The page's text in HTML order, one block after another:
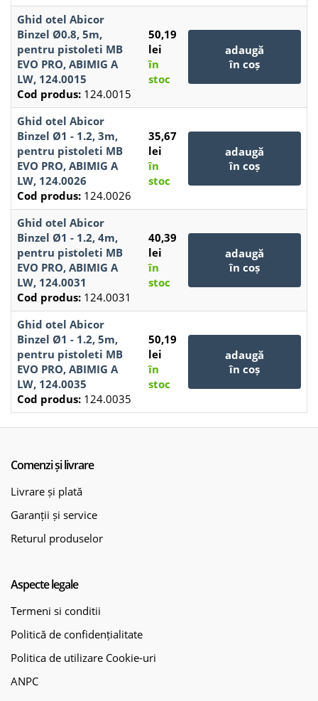
Ghid otel Abicor
Binzel Ø0.8, 5m,
pentru pistoleti MB
EVO PRO, ABIMIG A
LW, 124.0015
Cod produs: 124.0015
50,19
lei
în
stoc
adaugă
în coș
Ghid otel Abicor
Binzel Ø1 - 1.2, 3m,
pentru pistoleti MB
EVO PRO, ABIMIG A
LW, 124.0026
Cod produs: 124.0026
35,67
lei
în
stoc
adaugă
în coș
Ghid otel Abicor
Binzel Ø1 - 1.2, 4m,
pentru pistoleti MB
EVO PRO, ABIMIG A
LW, 124.0031
Cod produs: 124.0031
40,39
lei
în
stoc
adaugă
în coș
Ghid otel Abicor
Binzel Ø1 - 1.2, 5m,
pentru pistoleti MB
EVO PRO, ABIMIG A
LW, 124.0035
Cod produs: 124.0035
50,19
lei
în
stoc
adaugă
în coș
Comenzi și livrare
Livrare și plată
Garanții și service
Returul produselor
Aspecte legale
Termeni si conditii
Politică de confidențialitate
Politica de utilizare Cookie-uri
ANPC